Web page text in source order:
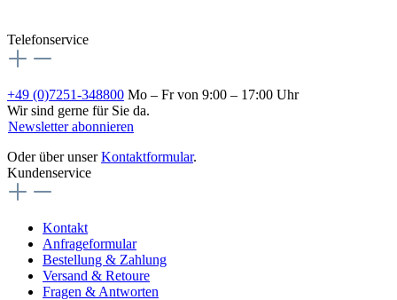
Telefonservice
+49 (0)7251-348800 Mo – Fr von 9:00 – 17:00 Uhr
Wir sind gerne für Sie da.
Newsletter abonnieren
Oder über unserKontaktformular.
Kundenservice
Kontakt
Anfrageformular
Bestellung & Zahlung
Versand & Retoure
Fragen & Antworten